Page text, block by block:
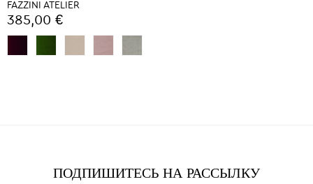
FAZZINI ATELIER
385,00 €
ПОДПИШИТЕСЬ НА РАССЫЛКУ